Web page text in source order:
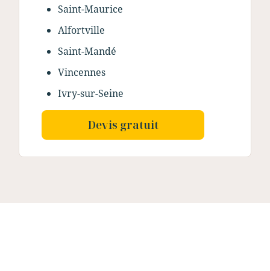
Saint-Maurice
Alfortville
Saint-Mandé
Vincennes
Ivry-sur-Seine
Devis gratuit